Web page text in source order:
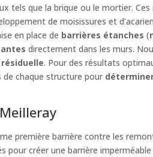
tels que la brique ou le mortier.
de moisissures et
en place de barrières étanches (
directement dans les murs.
résiduelle. Pour des résultats
de chaque structure pour
première barrière contre les
pour créer une barrière